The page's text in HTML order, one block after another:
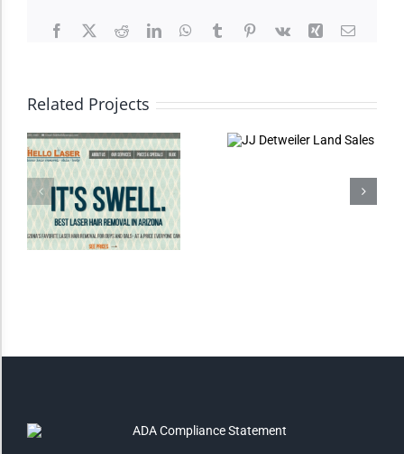
Facebook
X RedditLinkedInWhatsApp
TumblrPinterest
Vk Xing Email
Related Projects
Invert Colors
Saturate